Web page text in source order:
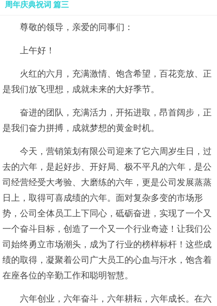
周年庆典祝词 篇三
尊敬的领导，亲爱的同事们：
上午好！
火红的六月，充满激情、饱含希望，百花竞放、正
是我们放飞理想，成就未来的大好季节。
奋进的团队，充满活力，开拓进取，昂首阔步，正
是我们奋力拼搏，成就梦想的黄金时机。
今天，营销策划有限公司迎来了它六周岁生日，过
去的六年，是起好步、开好局、极不平凡的六年，是公
司经营经受大考验、大磨练的六年，更是公司发展蒸蒸
日上，取得可喜成绩的六年。面对复杂多变的市场形
势，公司全体员工上下同心，砥砺奋进，实现了一个又
一个奋斗目标，创造了一个又一个行业奇迹！让我们公
司始终勇立市场潮头，成为了行业的榜样标杆！这些成
绩的取得，凝聚着公司广大员工的心血与汗水，饱含着
在座各位的辛勤工作和聪明智慧。
六年创业，六年奋斗，六年耕耘，六年成长。在六